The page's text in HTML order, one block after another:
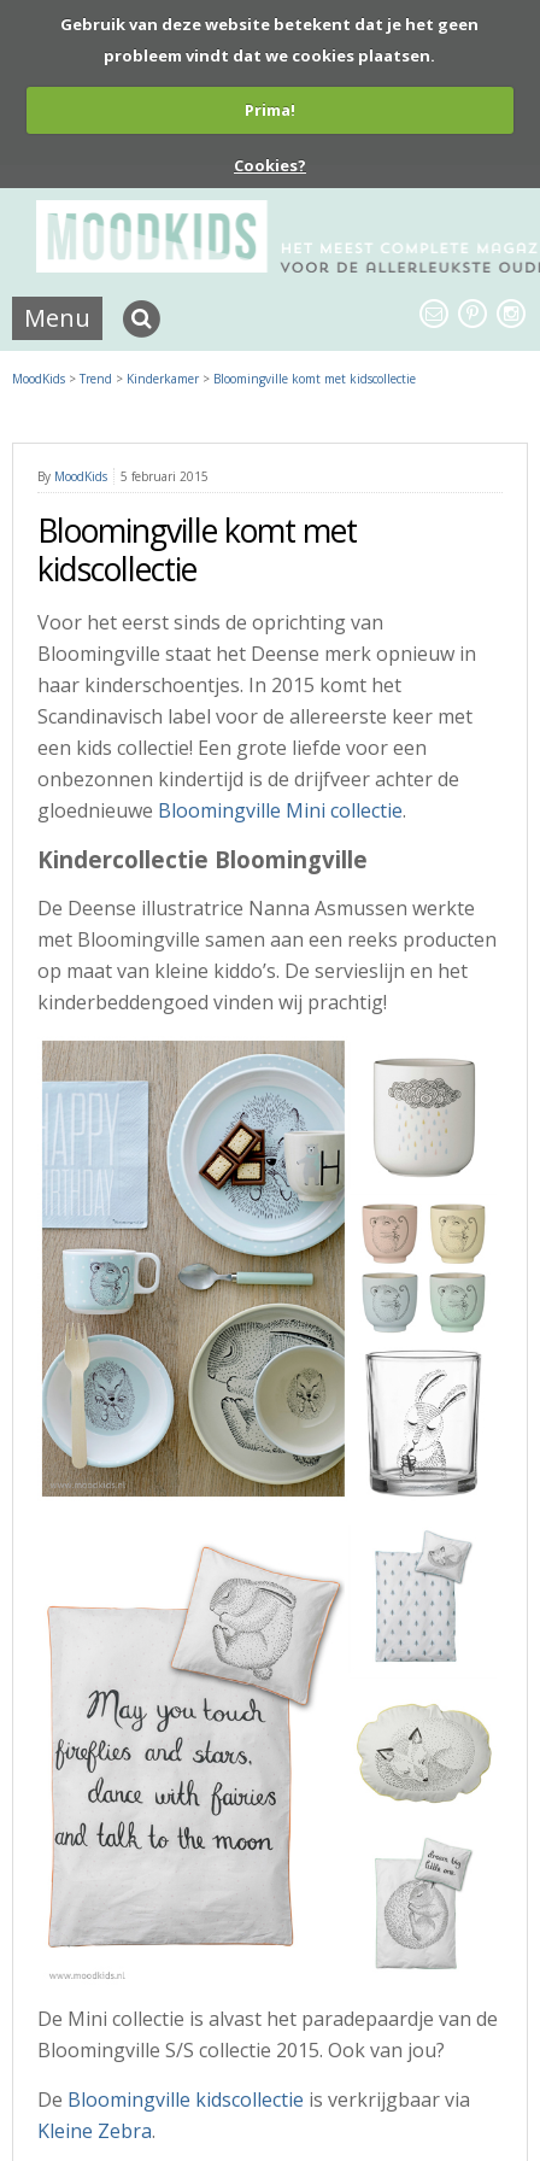
Gebruik van deze website betekent dat je het geen
probleem vindt dat we cookies plaatsen.
Prima!
Cookies?
Menu
MoodKids >Trend > Kinderkamer > Bloomingville komt met kidscollectie
By MoodKids 5 februari 2015
Bloomingville komt met
kidscollectie
Voor het eerst sinds de oprichting van
Bloomingville staat het Deense merk opnieuw in
haar kinderschoentjes. In 2015 komt het
Scandinavisch label voor de allereerste keer met
een kids collectie! Een grote liefde voor een
onbezonnen kindertijd is de drijfveer achter de
gloednieuwe Bloomingville Mini collectie.
Kindercollectie Bloomingville
De Deense illustratrice Nanna Asmussen werkte
met Bloomingville samen aan een reeks producten
op maat van kleine kiddo’s. De servieslijn en het
kinderbeddengoed vinden wij prachtig!
De Mini collectie is alvast het paradepaardje van de
Bloomingville S/S collectie 2015. Ook van jou?
De Bloomingville kidscollectie is verkrijgbaar via
Kleine Zebra.